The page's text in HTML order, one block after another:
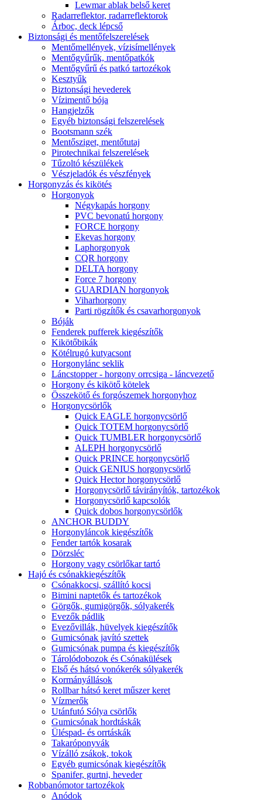
Lewmar ablak belső keret
Radarreflektor, radarreflektorok
Árboc, deck lépcső
Biztonsági és mentőfelszerelések
Mentőmellények, vízisímellények
Mentőgyűrűk, mentőpatkók
Mentőgyűrű és patkó tartozékok
Kesztyűk
Biztonsági hevederek
Vízimentő bója
Hangjelzők
Egyéb biztonsági felszerelések
Bootsmann szék
Mentősziget, mentőtutaj
Pirotechnikai felszerelések
Tűzoltó készülékek
Vészjeladók és vészfények
Horgonyzás és kikötés
Horgonyok
Négykapás horgony
PVC bevonatú horgony
FORCE horgony
Ekevas horgony
Laphorgonyok
CQR horgony
DELTA horgony
Force 7 horgony
GUARDIAN horgonyok
Viharhorgony
Parti rögzítők és csavarhorgonyok
Bóják
Fenderek pufferek kiegészítők
Kikötőbikák
Kötélrugó kutyacsont
Horgonylánc seklik
Láncstopper - horgony orrcsiga - láncvezető
Horgony és kikötő kötelek
Összekötő és forgószemek horgonyhoz
Horgonycsörlők
Quick EAGLE horgonycsörlő
Quick TOTEM horgonycsörlő
Quick TUMBLER horgonycsörlő
ALEPH horgonycsörlő
Quick PRINCE horgonycsörlő
Quick GENIUS horgonycsörlő
Quick Hector horgonycsörlő
Horgonycsörlő távirányítók, tartozékok
Horgonycsörlő kapcsolók
Quick dobos horgonycsörlők
ANCHOR BUDDY
Horgonyláncok kiegészítők
Fender tartók kosarak
Dörzsléc
Horgony vagy csörlőkar tartó
Hajó és csónakkiegészítők
Csónakkocsi, szállító kocsi
Bimini naptetők és tartozékok
Görgők, gumigörgők, sólyakerék
Evezők pádlik
Evezővillák, hüvelyek kiegészítők
Gumicsónak javító szettek
Gumicsónak pumpa és kiegészítők
Tárolódobozok és Csónakülések
Első és hátsó vonókerék sólyakerék
Kormányállások
Rollbar hátsó keret műszer keret
Vízmerők
Utánfutó Sólya csörlők
Gumicsónak hordtáskák
Üléspad- és orrtáskák
Takaróponyvák
Vízálló zsákok, tokok
Egyéb gumicsónak kiegészítők
Spanifer, gurtni, heveder
Robbanómotor tartozékok
Anódok